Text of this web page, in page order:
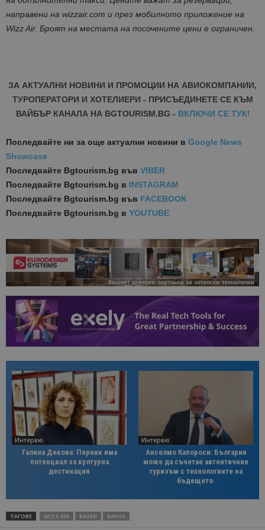
направени на wizzair.com и през мобилното приложение на
Wizz Air. Броят на местата на посочените цени е ограничен.
ЗА АКТУАЛНИ НОВИНИ И ПРОМОЦИИ НА АВИОКОМПАНИИ,
ТУРОПЕРАТОРИ И ХОТЕЛИЕРИ - ПРИСЪЕДИНЕТЕ СЕ КЪМ
ВАЙБЪР КАНАЛА НА BGTOURISM.BG - ВКЛЮЧИ СЕ ТУК!
Последвайте ни за още актуални новини в Google News
Showcase
Последвайте Bgtourism.bg във VIBER
Последвайте Bgtourism.bg в INSTAGRAM
Последвайте Bgtourism.bg във FACEBOOK
Последвайте Bgtourism.bg в YOUTUBE
Интервю
Галина Декова: Перник има
потенциал за културна
дестинация
Интервю
Анселмо Капороси: България
може да съчетае автентичния
туризъм с технологиите на
бъдещето
ТАГОВЕ WIZZ AIR БАЗЕЛ ВАРНА